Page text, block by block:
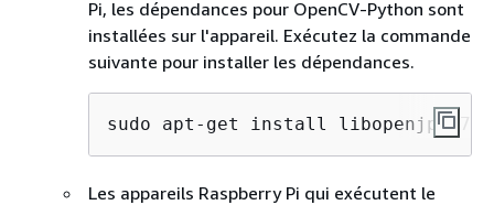
Pi, les dépendances pour OpenCV-Python sont
installées sur l'appareil. Exécutez la commande
suivante pour installer les dépendances.
sudo apt-get install libopenjp2-7
Les appareils Raspberry Pi qui exécutent le